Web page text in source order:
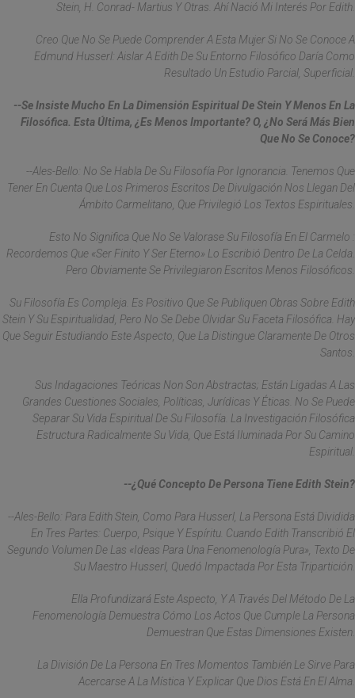
Stein, H. Conrad- Martius Y Otras. Ahí Nació Mi Interés Por Edith.
Creo Que No Se Puede Comprender A Esta Mujer Si No Se Conoce A
Edmund Husserl: Aislar A Edith De Su Entorno Filosófico Daría Como
Resultado Un Estudio Parcial, Superficial.
--Se Insiste Mucho En La Dimensión Espiritual De Stein Y Menos En La
Filosófica. Esta Última, ¿es Menos Importante? O, ¿no Será Más Bien
Que No Se Conoce?
--Ales-Bello: No Se Habla De Su Filosofía Por Ignorancia. Tenemos Que
Tener En Cuenta Que Los Primeros Escritos De Divulgación Nos Llegan Del
Ámbito Carmelitano, Que Privilegió Los Textos Espirituales.
Esto No Significa Que No Se Valorase Su Filosofía En El Carmelo :
Recordemos Que «Ser Finito Y Ser Eterno» Lo Escribió Dentro De La Celda.
Pero Obviamente Se Privilegiaron Escritos Menos Filosóficos.
Su Filosofía Es Compleja. Es Positivo Que Se Publiquen Obras Sobre Edith
Stein Y Su Espiritualidad, Pero No Se Debe Olvidar Su Faceta Filosófica. Hay
Que Seguir Estudiando Este Aspecto, Que La Distingue Claramente De Otros
Santos.
Sus Indagaciones Teóricas Non Son Abstractas; Están Ligadas A Las
Grandes Cuestiones Sociales, Políticas, Jurídicas Y Éticas. No Se Puede
Separar Su Vida Espiritual De Su Filosofía. La Investigación Filosófica
Estructura Radicalmente Su Vida, Que Está Iluminada Por Su Camino
Espiritual.
--¿Qué Concepto De Persona Tiene Edith Stein?
--Ales-Bello: Para Edith Stein, Como Para Husserl, La Persona Está Dividida
En Tres Partes: Cuerpo, Psique Y Espíritu. Cuando Edith Transcribió El
Segundo Volumen De Las «Ideas Para Una Fenomenología Pura», Texto De
Su Maestro Husserl, Quedó Impactada Por Esta Tripartición.
Ella Profundizará Este Aspecto, Y A Través Del Método De La
Fenomenología Demuestra Cómo Los Actos Que Cumple La Persona
Demuestran Que Estas Dimensiones Existen.
La División De La Persona En Tres Momentos También Le Sirve Para
Acercarse A La Mística Y Explicar Que Dios Está En El Alma.